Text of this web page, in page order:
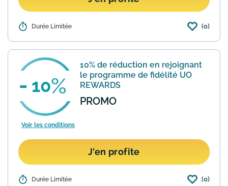
Détails : Urban Outfitters dispose d'une section
jusqu'à 30% de réduction sur les
articles. Promotions Femme
: https://www.urbanoutfitters.com...En
savoir plus
Durée Limitée (0)
10
10% de réduction en rejoignant
le programme de fidélité UO
REWARDS
PROMO
Voir les conditions
J'en profite
Détails : En adhérant au programme de fidélité
Durée Limitée (0)